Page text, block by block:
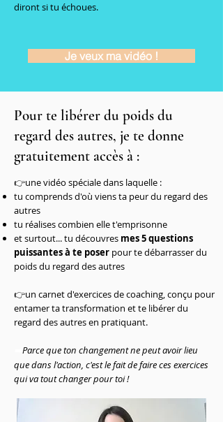
diront si tu échoues.
Je veux ma vidéo !
Pour te libérer du poids du
regard des autres, je te donne
gratuitement accès à :​
👉une vidéo spéciale dans laquelle :
tu comprends d'où viens ta peur du regard des
autres
tu réalises combien elle t'emprisonne
et surtout... tu découvres mes 5 questions
puissantes à te poser pour tedébarrasserdu
poids du regard des autres
👉un carnet d'exercices de coaching, conçu pour
entamer ta transformation et te libérer du
regard des autres en pratiquant.
Parce que ton changement ne peut avoir lieu
que dans l'action, c'est le fait de faire ces exercices
qui va tout changer pour toi !